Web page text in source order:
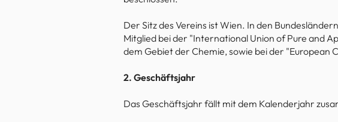
Der Sitz des Vereins ist Wien. In den
Mitglied bei der "International Union of Pure and
dem Gebiet der Chemie, sowie bei der "European
2. Geschäftsjahr
Das Geschäftsjahr fällt mit dem Kalenderjahr